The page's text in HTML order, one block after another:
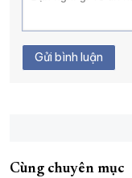
Gửi bình luận
Cùng chuyên mục